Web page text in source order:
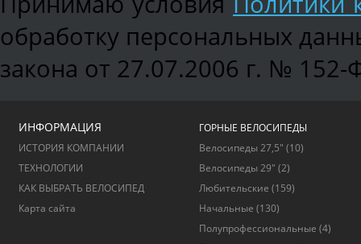
обработку персональных
закона от 27.07.2006 г. № 152-
ИНФОРМАЦИЯ
ИСТОРИЯ КОМПАНИИ
ТЕХНОЛОГИИ
КАК ВЫБРАТЬ ВЕЛОСИПЕД
Карта сайта
ГОРНЫЕ ВЕЛОСИПЕДЫ
Велосипеды 27,5" (10)
Велосипеды 29" (2)
Любительские (159)
Начальные (130)
Полупрофессиональные (4)